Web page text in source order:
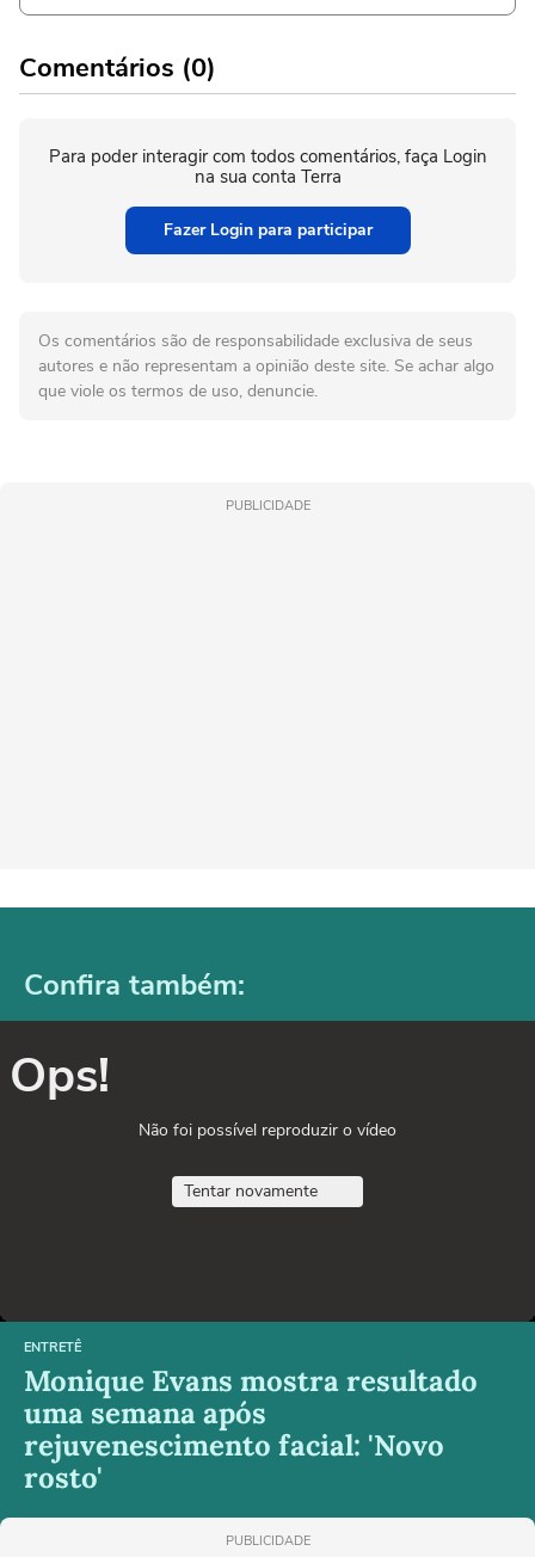
Comentários (0)
Para poder interagir com todos comentários, faça Login
na sua conta Terra
Fazer Login para participar
Os comentários são de responsabilidade exclusiva de seus
autores e não representam a opinião deste site. Se achar algo
que viole os termos de uso, denuncie.
PUBLICIDADE
Confira também:
Ops!
Não foi possível reproduzir o vídeo
Tentar novamente
ENTRETÊ
Monique Evans mostra resultado
uma semana após
rejuvenescimento facial: 'Novo
rosto'
PUBLICIDADE